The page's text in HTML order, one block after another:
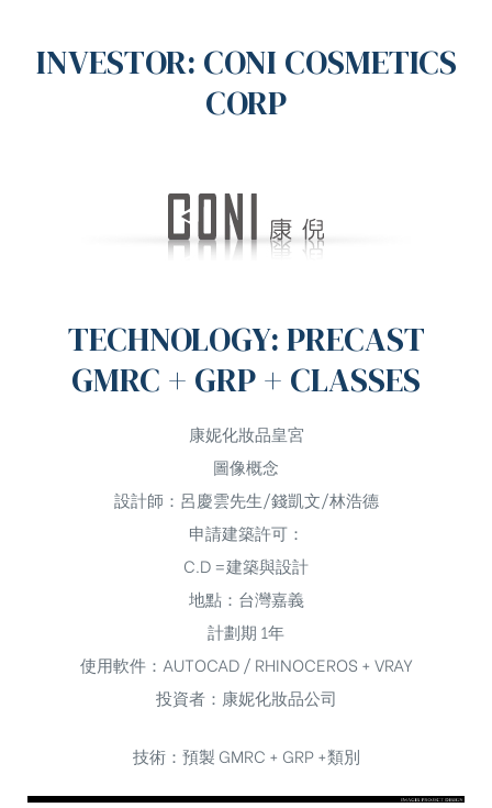
INVESTOR: CONI COSMETICS
CORP
TECHNOLOGY: PRECAST
GMRC + GRP + CLASSES
康妮化妝品皇宮
圖像概念
設計師：呂慶雲先生/錢凱文/林浩德
申請建築許可：
C.D =建築與設計
地點：台灣嘉義
計劃期 1年
使用軟件：AUTOCAD / RHINOCEROS + VRAY
投資者：康妮化妝品公司
技術：預製 GMRC + GRP +類別